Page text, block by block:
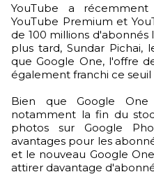
YouTube a récemment annoncé que ses offres
YouTube Premium et
de 100 millions d'abonnés
plus tard, Sundar Pichai,
que Google One, l'offre
également franchi ce
Bien que Google
notamment la fin du
photos sur Google
avantages pour les
et le nouveau Google
attirer davantage